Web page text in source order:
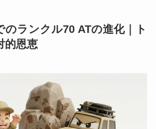
のランクル70 ATの進化｜ト
的恩恵